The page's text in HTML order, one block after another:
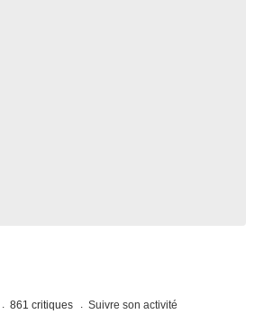
861 critiques Suivre son activité